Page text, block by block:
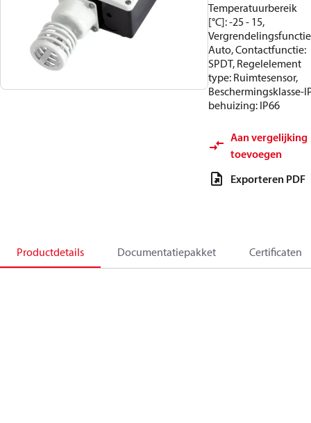
Temperatuurbereik
[°C]: -25 - 15,
Auto, Contactfunctie:
SPDT, Regelelement
type: Ruimtesensor,
Beschermingsklasse-
behuizing: IP66
Aan vergelijking
toevoegen
Exporteren PDF
Productdetails Documentatiepakket Certificaten